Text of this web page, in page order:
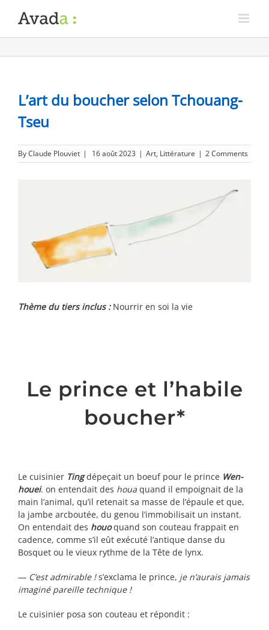
L’art du boucher selon Tchouang-
Tseu
ByClaude Plouviet | 16 août 2023 | Art, Littérature | 2 Comments
Thème du tiers inclus :Nourrir en soi la vie
Le prince et l’habile
boucher*
Le cuisinier Tingdépeçait un boeuf pour le prince Wen-
houei. on entendait des houa quand il empoignait de la
main l’animal, qu’il retenait sa masse de l’épaule et que,
la jambe arcboutée, du genou l’immobilisait un instant.
On entendait des houo quand son couteau frappait en
cadence, comme s’il eût exécuté l’antique danse du
Bosquet ou le vieux rythme de la Tête de lynx.
— C’est admirable !s’exclama le prince, je n’aurais jamais
imaginé pareille technique !
Le cuisinier posa son couteau et répondit :